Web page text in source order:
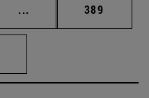
... Páginas intermedias
Página
389